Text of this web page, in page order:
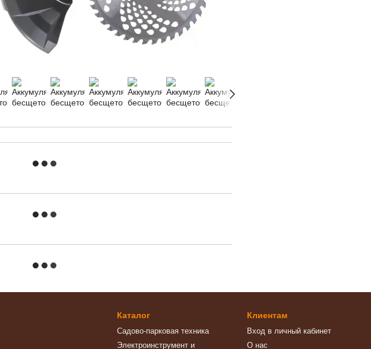
Каталог
Садово-парковая техника
Электроинструмент и
Клиентам
Вход в личный кабинет
О нас